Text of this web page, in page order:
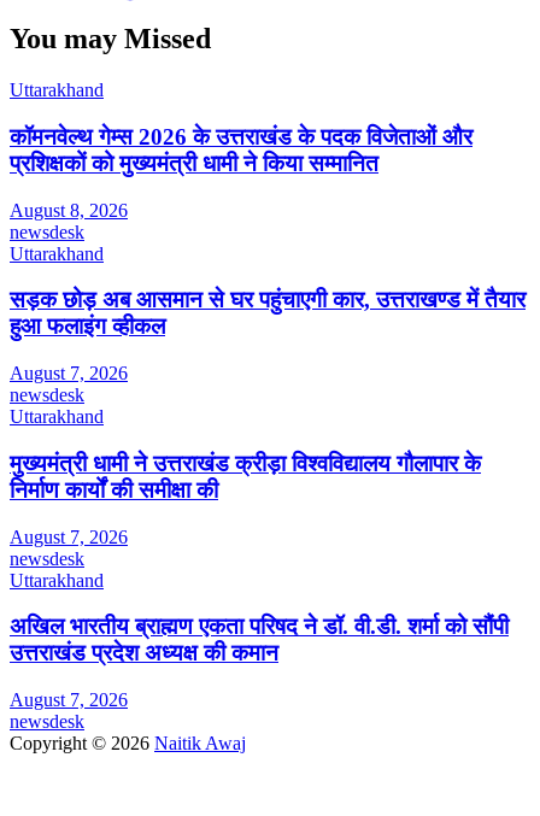
You may Missed
Uttarakhand
कॉमनवेल्थ गेम्स 2026 के उत्तराखंड के पदक विजेताओं और
प्रशिक्षकों को मुख्यमंत्री धामी ने किया सम्मानित
August 8, 2026
newsdesk
Uttarakhand
सड़क छोड़ अब आसमान से घर पहुंचाएगी कार, उत्तराखण्ड में तैयार
हुआ फलाइंग व्हीकल
August 7, 2026
newsdesk
Uttarakhand
मुख्यमंत्री धामी ने उत्तराखंड क्रीड़ा विश्वविद्यालय गौलापार के
निर्माण कार्यों की समीक्षा की
August 7, 2026
newsdesk
Uttarakhand
अखिल भारतीय ब्राह्मण एकता परिषद ने डॉ. वी.डी. शर्मा को सौंपी
उत्तराखंड प्रदेश अध्यक्ष की कमान
August 7, 2026
newsdesk
Copyright © 2026 Naitik Awaj